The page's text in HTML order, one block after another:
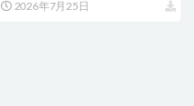
盘 21.6G
2026年7月25日